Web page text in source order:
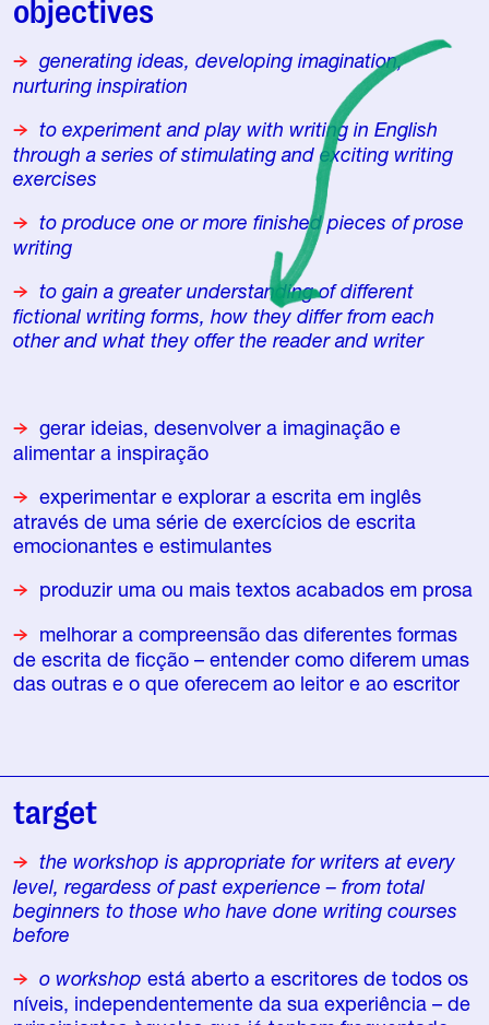
objectives
generating ideas, developing imagination,
nurturing inspiration
to experiment and play with writing in English
through a series of stimulating and exciting writing
exercises
to produce one or more finished pieces of prose
writing
to gain a greater understanding of different
fictional writing forms, how they differ from each
other and what they offer the reader and writer
gerar ideias, desenvolver a imaginação e
alimentar a inspiração
experimentar e explorar a escrita em inglês
através de uma série de exercícios de escrita
emocionantes e estimulantes
produzir uma ou mais textos acabados em prosa
melhorar a compreensão das diferentes formas
de escrita de ficção – entender como diferem umas
das outras e o que oferecem ao leitor e ao escritor
target
the workshop is appropriate for writers at every
level, regardess of past experience – from total
beginners to those who have done writing courses
before
o workshop está aberto a escritores de todos os
níveis, independentemente da sua experiência – de